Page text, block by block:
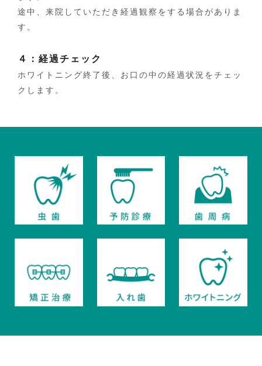
途中、来院していただき経過観察をする場合がありま
す。
４：経過チェック
ホワイトニング終了後、お口の中の経過状況をチェッ
クします。